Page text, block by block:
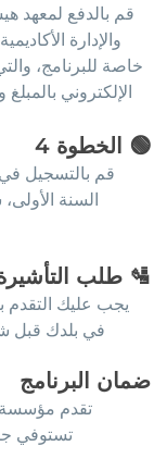
قم بالدفع لمعهد
والإدارة
الإلكتروني
🟢 الخطوة 4
قم بالتسجيل في
السنة
🛂 طلب التأشيرة
يجب عليك التقدم
في بلدك قبل
ضمان البرنامج
تقدم مؤسسة
تستوفي